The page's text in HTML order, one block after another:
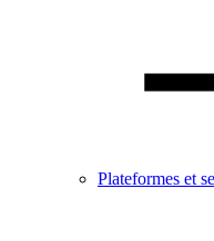
Plateformes et